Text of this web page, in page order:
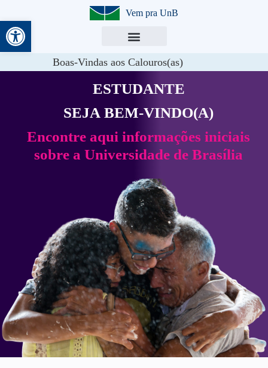
Abrir a barra de ferramentas
Vem pra UnB
Boas-Vindas aos Calouros(as)
ESTUDANTE
SEJA BEM-VINDO(A)
Encontre aqui informações iniciais
sobre a Universidade de Brasília